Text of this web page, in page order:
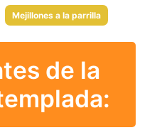
Mejillones a la parrilla
de la